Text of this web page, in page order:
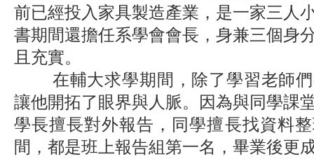
前已經投入家具製造產業，是一家三人
書期間還擔任系學會會長，身兼三個身
且充實。
在輔大求學期間，除了學習老師們
讓他開拓了眼界與人脈。因為與同學課
學長擅長對外報告，同學擅長找資料
間，都是班上報告組第一名，畢業後更